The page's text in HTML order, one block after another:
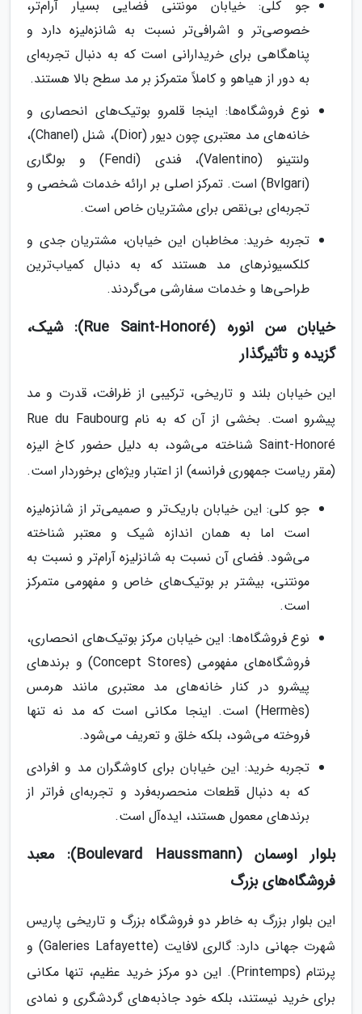
جو کلی: خیابان مونتنی فضایی بسیار آرام‌تر،
خصوصی‌تر و اشرافی‌تر نسبت به شانزه‌لیزه دارد و
پناهگاهی برای خریدارانی است که به دنبال تجربه‌ای
به دور از هیاهو و کاملاً متمرکز بر مد سطح بالا هستند.
نوع فروشگاه‌ها: اینجا قلمرو بوتیک‌های انحصاری و
خانه‌های مد معتبری چون دیور (Dior)، شنل (Chanel)،
ولنتینو (Valentino)، فندی (Fendi) و بولگاری
(Bvlgari) است. تمرکز اصلی بر ارائه خدمات شخصی و
تجربه‌ای بی‌نقص برای مشتریان خاص است.
تجربه خرید: مخاطبان این خیابان، مشتریان جدی و
کلکسیونرهای مد هستند که به دنبال کمیاب‌ترین
طراحی‌ها و خدمات سفارشی می‌گردند.
خیابان سن انوره (Rue Saint-Honoré): شیک،
گزیده و تأثیرگذار
این خیابان بلند و تاریخی، ترکیبی از ظرافت، قدرت و مد
پیشرو است. بخشی از آن که به نام Rue du Faubourg
Saint-Honoré شناخته می‌شود، به دلیل حضور کاخ الیزه
(مقر ریاست جمهوری فرانسه) از اعتبار ویژه‌ای برخوردار است.
جو کلی: این خیابان باریک‌تر و صمیمی‌تر از شانزه‌لیزه
است اما به همان اندازه شیک و معتبر شناخته
می‌شود. فضای آن نسبت به شانزلیزه آرام‌تر و نسبت به
مونتنی، بیشتر بر بوتیک‌های خاص و مفهومی متمرکز
است.
نوع فروشگاه‌ها: این خیابان مرکز بوتیک‌های انحصاری،
فروشگاه‌های مفهومی (Concept Stores) و برندهای
پیشرو در کنار خانه‌های مد معتبری مانند هرمس
(Hermès) است. اینجا مکانی است که مد نه تنها
فروخته می‌شود، بلکه خلق و تعریف می‌شود.
تجربه خرید: این خیابان برای کاوشگران مد و افرادی
که به دنبال قطعات منحصربه‌فرد و تجربه‌ای فراتر از
برندهای معمول هستند، ایده‌آل است.
بلوار اوسمان (Boulevard Haussmann): معبد
فروشگاه‌های بزرگ
این بلوار بزرگ به خاطر دو فروشگاه بزرگ و تاریخی پاریس
شهرت جهانی دارد: گالری لافایت (Galeries Lafayette) و
پرنتام (Printemps). این دو مرکز خرید عظیم، تنها مکانی
برای خرید نیستند، بلکه خود جاذبه‌های گردشگری و نمادی